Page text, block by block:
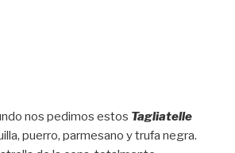
nos pedimos estos Tagliatelle
puerro, parmesano y trufa negra.